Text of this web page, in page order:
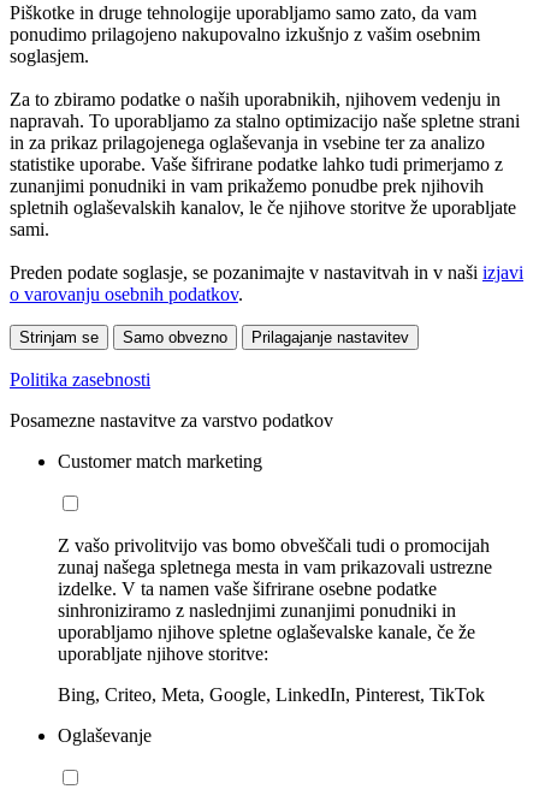
Piškotke in druge tehnologije uporabljamo samo zato, da vam
ponudimo prilagojeno nakupovalno izkušnjo z vašim osebnim
soglasjem.
Za to zbiramo podatke o naših uporabnikih, njihovem vedenju in
napravah. To uporabljamo za stalno optimizacijo naše spletne strani
in za prikaz prilagojenega oglaševanja in vsebine ter za analizo
statistike uporabe. Vaše šifrirane podatke lahko tudi primerjamo z
zunanjimi ponudniki in vam prikažemo ponudbe prek njihovih
spletnih oglaševalskih kanalov, le če njihove storitve že uporabljate
sami.
Preden podate soglasje, se pozanimajte v nastavitvah in v naši izjavi
o varovanju osebnih podatkov.
Strinjam se Samo obvezno Prilagajanje nastavitev
Politika zasebnosti
Posamezne nastavitve za varstvo podatkov
Customer match marketing
Z vašo privolitvijo vas bomo obveščali tudi o promocijah
zunaj našega spletnega mesta in vam prikazovali ustrezne
izdelke. V ta namen vaše šifrirane osebne podatke
sinhroniziramo z naslednjimi zunanjimi ponudniki in
uporabljamo njihove spletne oglaševalske kanale, če že
uporabljate njihove storitve:
Bing, Criteo, Meta, Google, LinkedIn, Pinterest, TikTok
Oglaševanje